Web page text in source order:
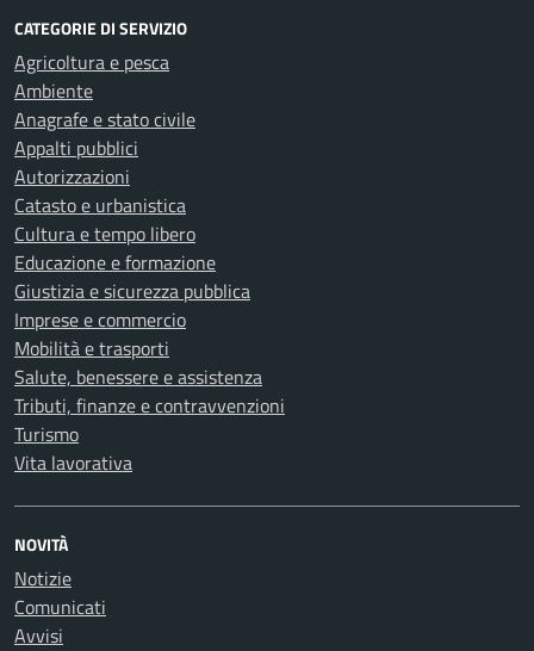
CATEGORIE DI SERVIZIO
Agricoltura e pesca
Ambiente
Anagrafe e stato civile
Appalti pubblici
Autorizzazioni
Catasto e urbanistica
Cultura e tempo libero
Educazione e formazione
Giustizia e sicurezza pubblica
Imprese e commercio
Mobilità e trasporti
Salute, benessere e assistenza
Tributi, finanze e contravvenzioni
Turismo
Vita lavorativa
NOVITÀ
Notizie
Comunicati
Avvisi